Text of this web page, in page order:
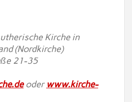
Kirche in
(Nordkirche)
21-35
oder www.kirche-